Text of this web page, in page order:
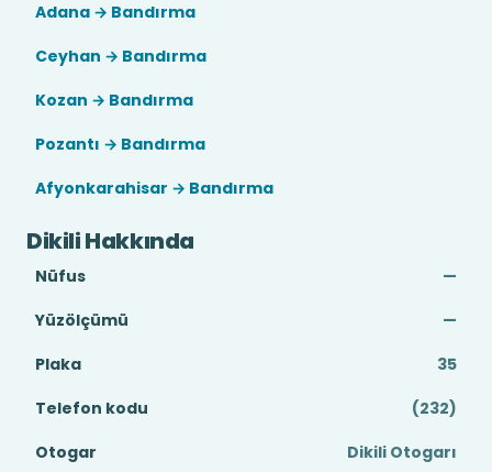
Adana → Bandırma
Ceyhan → Bandırma
Kozan → Bandırma
Pozantı → Bandırma
Afyonkarahisar → Bandırma
Dikili Hakkında
Nüfus
—
Yüzölçümü
—
Plaka
35
Telefon kodu
(232)
Otogar
Dikili Otogarı